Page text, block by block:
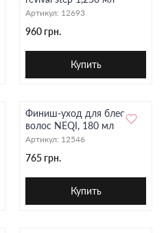
Артикул: 12693
960 грн.
Купить
Финиш-уход для блеска
волос NEQI, 180 мл
Артикул: 12546
765 грн.
Купить